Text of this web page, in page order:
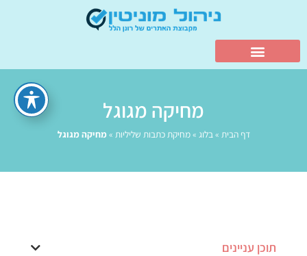
מחיקה מגוגל
דף הבית »בלוג »מחיקת כתבות שליליות » מחיקה מגוגל
תוכן עניינים